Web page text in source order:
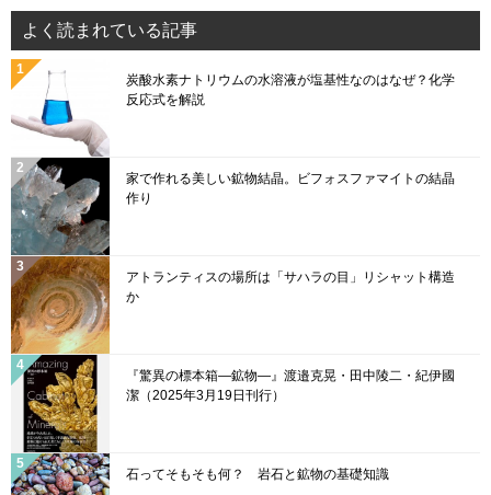
e
b
o
k
o
k
T
u
b
C
n
よく読まれている記事
炭酸水素ナトリウムの水溶液が塩基性なのはなぜ？化学
反応式を解説
家で作れる美しい鉱物結晶。ビフォスファマイトの結晶
作り
アトランティスの場所は「サハラの目」リシャット構造
か
『驚異の標本箱—鉱物—』渡邉克晃・田中陵二・紀伊國
潔（2025年3月19日刊行）
石ってそもそも何？ 岩石と鉱物の基礎知識